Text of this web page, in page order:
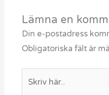
Lämna en
Din e-postadress
Obligatoriska fält är